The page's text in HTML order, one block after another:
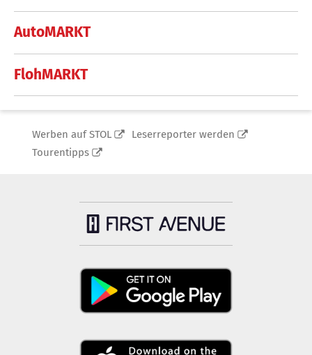
AutoMARKT
FlohMARKT
Werben auf STOL
Leserreporter werden
Tourentipps